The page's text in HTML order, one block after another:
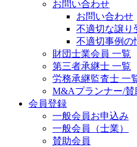
お問い合わせ
お問い合わせ
不適切な譲り
不適切事例の
財団士業会員 一覧
第三者承継士 一覧
労務承継監査士 一
M&Aプランナー/
会員登録
一般会員お申込み
一般会員（士業）
賛助会員